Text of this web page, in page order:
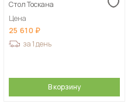
Стол Тоскана
Цена
25 610
за 1 день
В корзину